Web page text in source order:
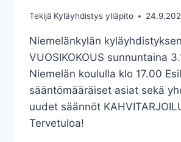
Tekijä Kyläyhdistys ylläpito
Niemelänkylän kyläyhdistyksen
VUOSIKOKOUS sunnuntaina
Niemelän koululla klo 17.00
sääntömääräiset asiat sekä
uudet säännöt
Tervetuloa!